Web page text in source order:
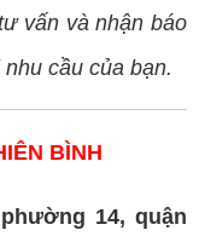
vấn và nhận báo
cầu của bạn.
BÌNH
14, quận